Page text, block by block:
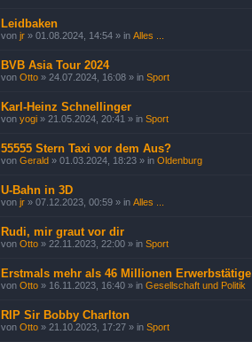
Leidbaken
von jr » 01.08.2024, 14:54 » in Alles ...
BVB Asia Tour 2024
von Otto » 24.07.2024, 16:08 » in Sport
Karl-Heinz Schnellinger
von yogi » 21.05.2024, 20:41 » in Sport
55555 Stern Taxi vor dem Aus?
von Gerald » 01.03.2024, 18:23 » in Oldenburg
U-Bahn in 3D
von jr » 07.12.2023, 00:59 » in Alles ...
Rudi, mir graut vor dir
von Otto » 22.11.2023, 22:00 » in Sport
Erstmals mehr als 46 Millionen Erwerbstätige
von Otto » 16.11.2023, 16:40 » in Gesellschaft und Politik
RIP Sir Bobby Charlton
von Otto » 21.10.2023, 17:27 » in Sport